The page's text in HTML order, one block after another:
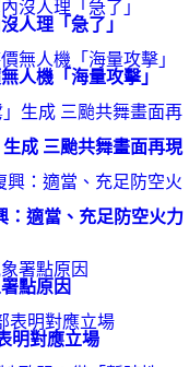
人理「急了」
人機「海量攻擊」
成 三颱共舞畫面再現
：適當、充足防空火力
點原因
明對應立場